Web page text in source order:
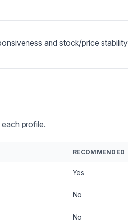
and stock/price stability
profile.
RECOMMENDED
Yes
No
No